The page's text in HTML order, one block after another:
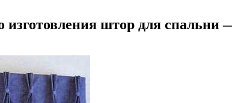
изготовления штор для